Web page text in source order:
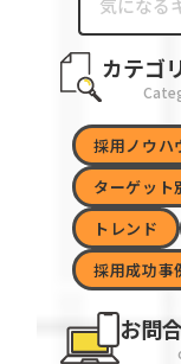
カテゴ
採用ノウハ
ターゲット
トレンド
採用成功事
お問